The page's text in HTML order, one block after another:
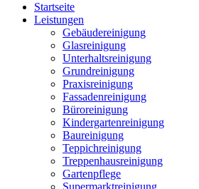
Startseite
Leistungen
Gebäudereinigung
Glasreinigung
Unterhaltsreinigung
Grundreinigung
Praxisreinigung
Fassadenreinigung
Büroreinigung
Kindergartenreinigung
Baureinigung
Teppichreinigung
Treppenhausreinigung
Gartenpflege
Supermarktreinigung